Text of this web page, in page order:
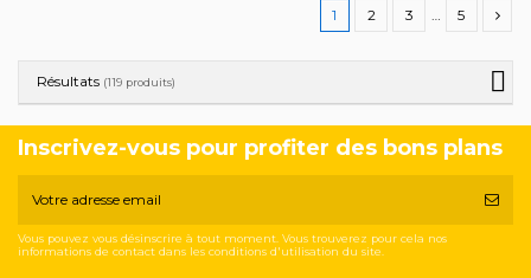
1 2 3 … 5
Résultats (119 produits)
Inscrivez-vous pour profiter des bons plans
Vous pouvez vous désinscrire à tout moment. Vous trouverez pour cela nos
informations de contact dans les conditions d'utilisation du site.